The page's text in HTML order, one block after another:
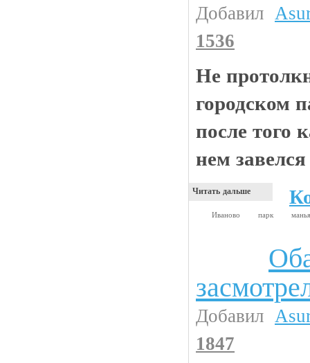
Добавил
1536
Не
городском
после того
нем
Читать дальше
Иваново парк
Добавил
1847